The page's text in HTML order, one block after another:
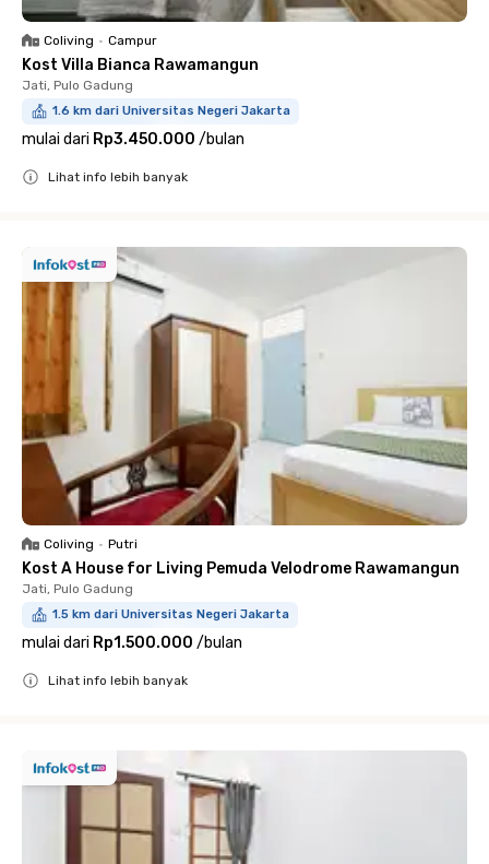
Coliving • Campur
Kost Villa Bianca Rawamangun
Jati, Pulo Gadung
1.6 km dari Universitas Negeri Jakarta
mulai dari Rp3.450.000 /bulan
Lihat info lebih banyak
Coliving • Putri
Kost A House for Living Pemuda Velodrome Rawamangun
Jati, Pulo Gadung
1.5 km dari Universitas Negeri Jakarta
mulai dari Rp1.500.000 /bulan
Lihat info lebih banyak